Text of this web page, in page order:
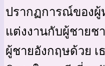
ปรากฏการณ์ของ
แต่งงานกับผู้ชายช
ผู้ชายอังกฤษด้วย เ